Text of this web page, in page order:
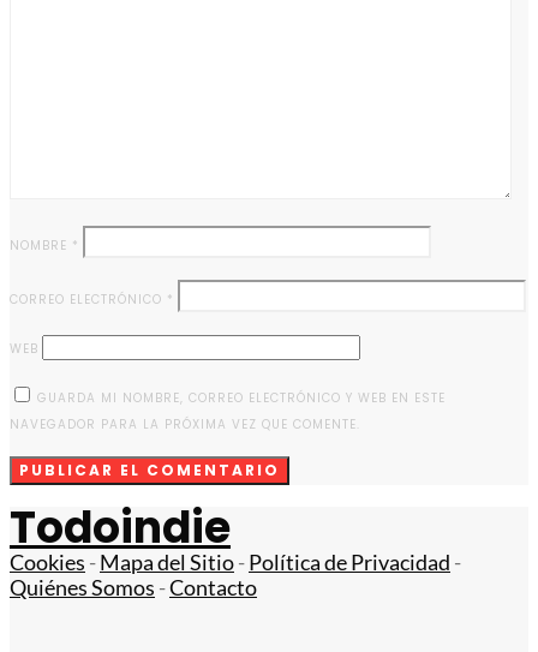
NOMBRE *
CORREO ELECTRÓNICO *
WEB
GUARDA MI NOMBRE, CORREO ELECTRÓNICO Y WEB EN ESTE
NAVEGADOR PARA LA PRÓXIMA VEZ QUE COMENTE.
Todoindie
Cookies -Mapa del Sitio-Política de Privacidad -
Quiénes Somos -Contacto